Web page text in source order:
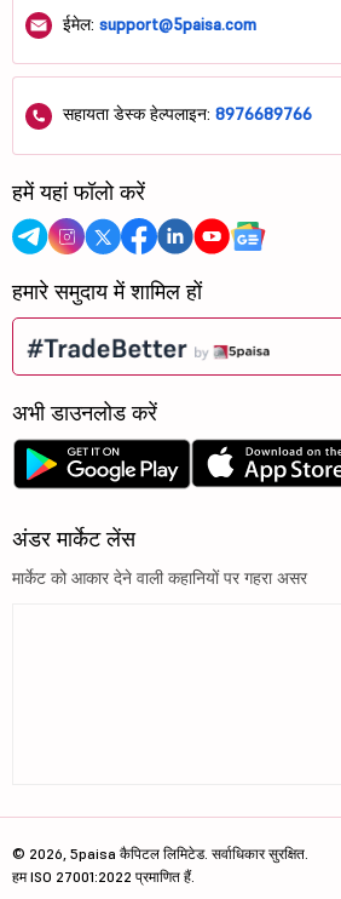
ईमेल: support@5paisa.com
सहायता डेस्क हेल्पलाइन: 8976689766
हमें यहां फॉलो करें
हमारे समुदाय में शामिल हों
अभी डाउनलोड करें
अंडर मार्केट लेंस
मार्केट को आकार देने वाली कहानियों पर गहरा असर
© 2026, 5paisa कैपिटल लिमिटेड. सर्वाधिकार सुरक्षित.
हम ISO 27001:2022 प्रमाणित हैं.